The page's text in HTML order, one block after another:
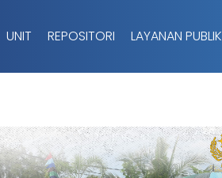
UNIT REPOSITORI LAYANAN PUBLIK